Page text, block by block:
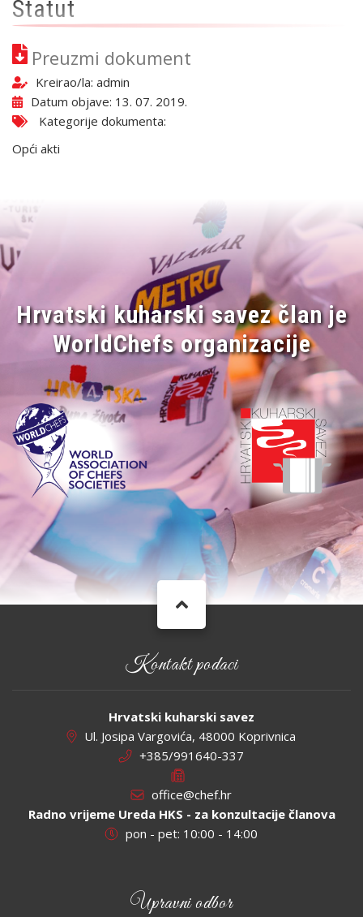
Statut
Preuzmi dokument
Kreirao/la: admin
Datum objave: 13. 07. 2019.
Kategorije dokumenta:
Opći akti
Hrvatski kuharski savez član je
WorldChefs organizacije
Kontakt podaci
Hrvatski kuharski savez
Ul. Josipa Vargovića, 48000 Koprivnica
+385/991640-337
office@chef.hr
Radno vrijeme Ureda HKS - za konzultacije članova
pon - pet: 10:00 - 14:00
Upravni odbor